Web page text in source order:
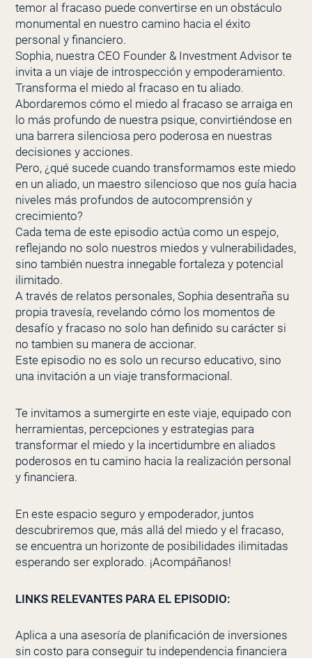
temor al fracaso puede convertirse en un obstáculo
monumental en nuestro camino hacia el éxito
personal y financiero.
Sophia, nuestra CEO Founder & Investment Advisorte
invita a un viaje de introspección y empoderamiento.
Transforma el miedo al fracaso en tu aliado.
Abordaremos cómo el miedo al fracaso se arraiga en
lo más profundo de nuestra psique, convirtiéndose en
una barrera silenciosa pero poderosa en nuestras
decisiones y acciones.
Pero, ¿qué sucede cuando transformamos este miedo
en un aliado, un maestro silencioso que nos guía hacia
niveles más profundos de autocomprensión y
crecimiento?
Cada tema de este episodio actúa como un espejo,
reflejando no solo nuestros miedos y vulnerabilidades,
sino también nuestra innegable fortaleza y potencial
ilimitado.
A través de relatos personales, Sophia desentraña su
propia travesía, revelando cómo los momentos de
desafío y fracaso no solo han definido su carácter si
no tambien su manera de accionar.
Este episodio no es solo un recurso educativo, sino
una invitación a un viaje transformacional.
Te invitamos a sumergirte en este viaje, equipado con
herramientas, percepciones y estrategias para
transformar el miedo y la incertidumbre en aliados
poderosos en tu camino hacia la realización personal
y financiera.
En este espacio seguro y empoderador, juntos
descubriremos que, más allá del miedo y el fracaso,
se encuentra un horizonte de posibilidades ilimitadas
esperando ser explorado. ¡Acompáñanos!
LINKS RELEVANTES PARA EL EPISODIO:
Aplica a una asesoría de planificación de inversiones
sin costo para conseguir tu independencia financiera